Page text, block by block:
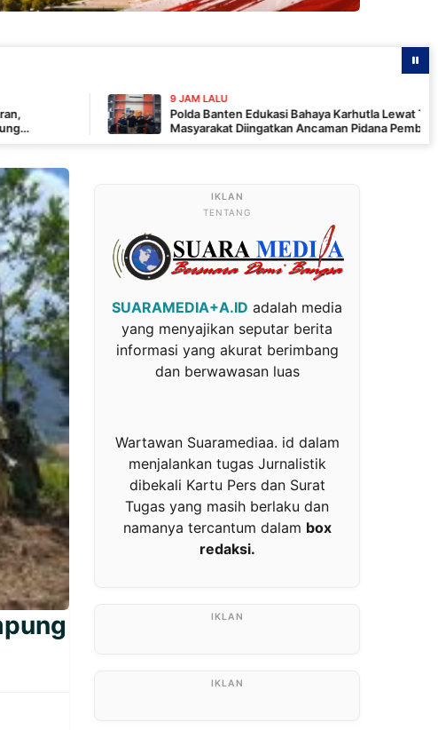
9 JAM LALU
Polda Banten Edukasi Bahaya Karhutla Lewat Talkshow RRI,
Masyarakat Diingatkan Ancaman Pidana Pembakaran Lahan
TENTANG
SUARAMEDIA+A.ID adalah media
yang menyajikan seputar berita
informasi yang akurat berimbang
dan berwawasan luas
Wartawan Suaramediaa. id dalam
menjalankan tugas Jurnalistik
dibekali Kartu Pers dan Surat
Tugas yang masih berlaku dan
namanya tercantum dalam box
redaksi.